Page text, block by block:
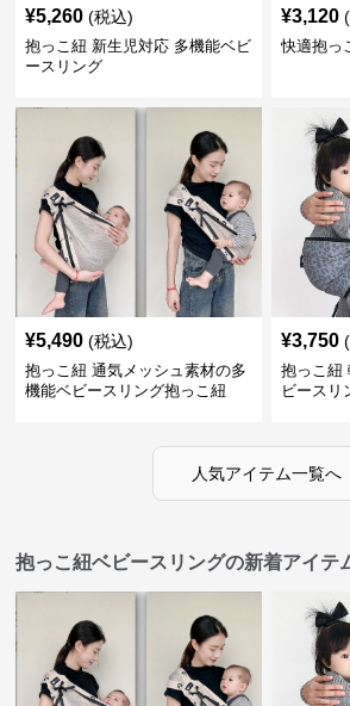
¥5,260 (税込)
抱っこ紐 新生児対応 多機能ベビ
ースリング
¥3,120
快適抱っ
¥5,490 (税込)
抱っこ紐 通気メッシュ素材の多
機能ベビースリング抱っこ紐
¥3,750
抱っこ紐
ビースリ
人気アイテム一覧へ
抱っこ紐ベビースリングの新着アイテ